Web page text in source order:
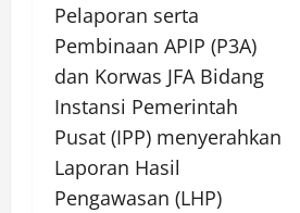
Pelaporan serta
Pembinaan APIP (P3A)
dan Korwas JFA Bidang
Instansi Pemerintah
Pusat (IPP) menyerahkan
Laporan Hasil
Pengawasan (LHP)